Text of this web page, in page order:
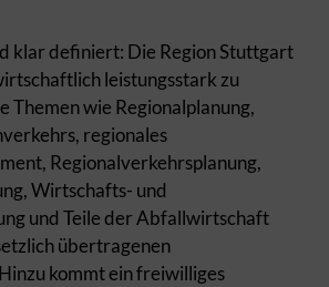
klar definiert: Die Region Stuttgart
leistungsstark zu
Themen wie Regionalplanung,
regionales
Regionalverkehrsplanung,
Wirtschafts- und
und Teile der Abfallwirtschaft
übertragenen
kommt ein freiwilliges